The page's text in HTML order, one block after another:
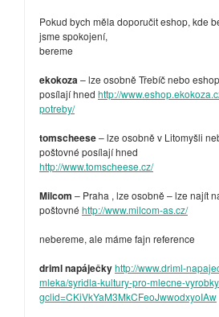
Pokud bych měla doporučit eshop, kde
jsme spokojení,
bereme
ekokoza– lze osobně Třebíč nebo
posílají hned http://
potreby/
tomscheese– lze osobně v Litomyšli
poštovné posílají hned
http://www.tomscheese.cz/
Milcom – Praha , lze osobně – lze najít
poštovné http://www.milcom-as.cz/
nebereme, ale máme fajn reference
driml napáječkyhttp://www.driml-
mleka/syridla-kultury-pro-mlecne-
gclid=CKiVkYaM3MkCFeoJwwodxyoIAw